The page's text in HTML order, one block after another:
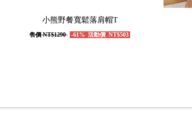
小熊野餐寬鬆落肩帽T
售價NT$1290 -61% 活動價 NT$503